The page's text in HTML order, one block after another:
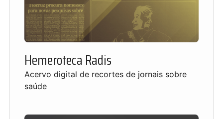
Hemeroteca Radis
Acervo digital de recortes de jornais sobre
saúde